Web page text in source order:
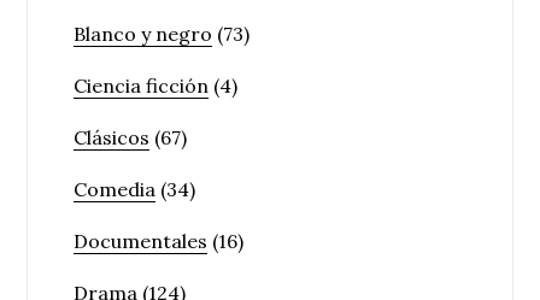
Blanco y negro (73)
Ciencia ficción (4)
Clásicos (67)
Comedia (34)
Documentales (16)
Drama (124)